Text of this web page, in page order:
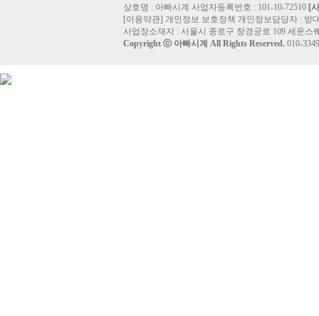
상호명 : 아빠시계 사업자등록번호 : 101-10-72510 [
[이용약관] 개인정보 보호정책 개인정보담당자 : 방
사업장소재지 : 서울시 종로구 창경궁로 109 세운스
Copyright ⓒ 아빠시계 All Rights Reserved. 010-